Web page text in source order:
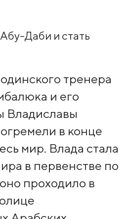
Даби и стать
тренера
и его
Владиславы
в конце
мир. Влада стала
в первенстве по
проходило в